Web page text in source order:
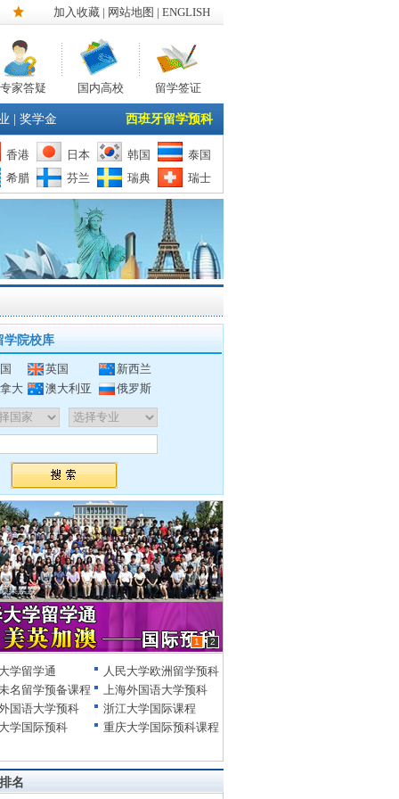
加入收藏 | 网站地图 | ENGLISH
专家答疑 国内高校 留学签证
奖学金 西班牙留学预科
香港 日本 韩国
泰国
希腊
芬兰 瑞典 瑞士
学院校库
英国
新西兰
大
澳大利亚 俄罗斯
1 2
学留学通
人民大学欧洲留学预科
名留学预备课程
上海外国语大学预科
国语大学预科
浙江大学国际课程
学国际预科
重庆大学国际预科课程
名